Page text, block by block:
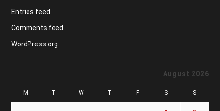
Entries feed
Comments feed
WordPress.org
August 2026
M T W T F S S